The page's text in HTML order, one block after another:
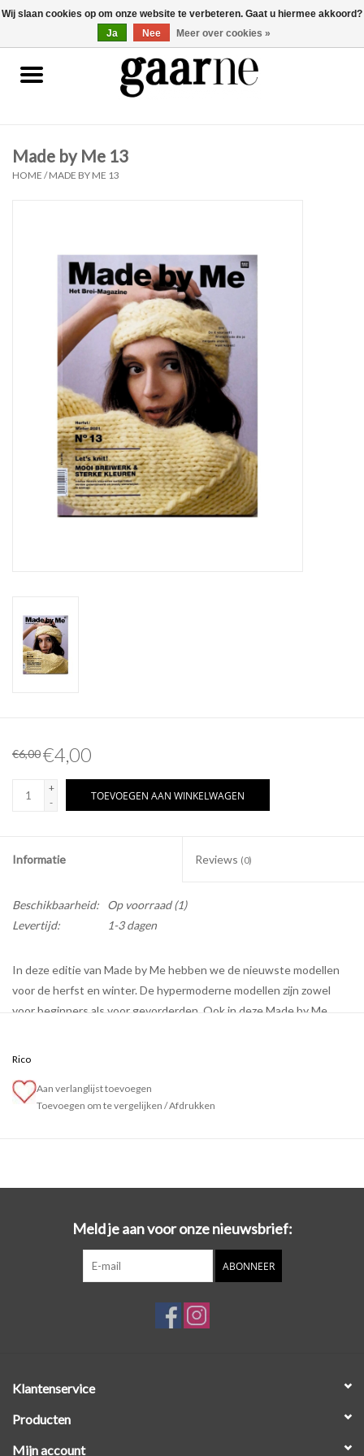
gaarne.be 0 Artikelen - €0,00
Patronen
Garen
Gaarne gemaakt
Cadeaubonnen
Pakketten
Workshops
Made by Me 13
HOME /MADE BY ME 13
€6,00€4,00
+
-
TOEVOEGEN AAN WINKELWAGEN
Informatie Reviews (0)
Beschikbaarheid: Op voorraad(1)
Levertijd:
1-3 dagen
In deze editie van Made by Me hebben we de nieuwste modellen
voor de herfst en winter. De hypermoderne modellen zijn zowel
voor beginners als voor gevorderden. Ook in deze Made by Me
Rico
Aan verlanglijst toevoegen
Toevoegen om te vergelijken /Afdrukken
Meld je aan voor onze nieuwsbrief:
ABONNEER
Klantenservice
Producten
Mijn account
Wij slaan cookies op om onze website te verbeteren. Gaat u hiermee akkoord?
Ja
Nee Meer over cookies »